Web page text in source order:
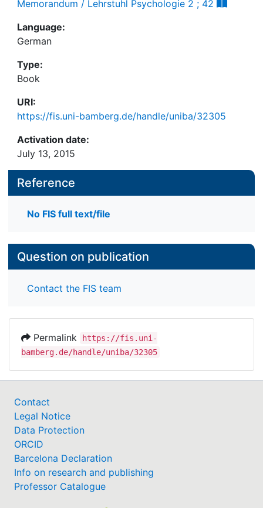
Memorandum / Lehrstuhl Psychologie 2 ; 42
Language:
German
Type:
Book
URI:
https://fis.uni-bamberg.de/handle/uniba/32305
Activation date:
July 13, 2015
Reference
No FIS full text/file
Question on publication
Contact the FIS team
Permalink
https://fis.uni-
bamberg.de/handle/uniba/32305
Contact
Legal Notice
Data Protection
ORCID
Barcelona Declaration
Info on research and publishing
Professor Catalogue